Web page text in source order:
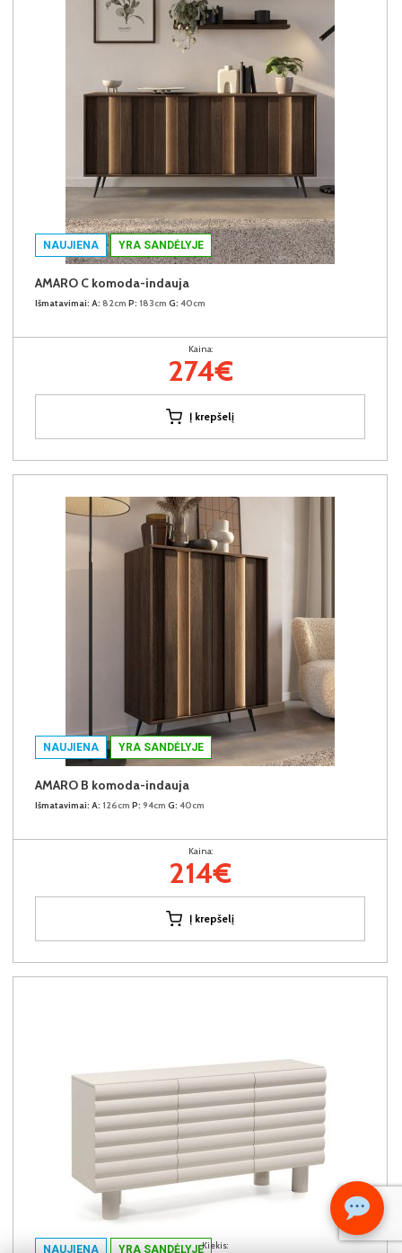
Kiekis:
NAUJIENA YRA SANDĖLYJE
AMARO C komoda-indauja
Išmatavimai: A: 82cm P: 183cm G: 40cm
Kaina:
274€
Į krepšelį
NAUJIENA YRA SANDĖLYJE
AMARO B komoda-indauja
Išmatavimai: A: 126cm P: 94cm G: 40cm
Kaina:
214€
Į krepšelį
NAUJIENA YRA SANDĖLYJE